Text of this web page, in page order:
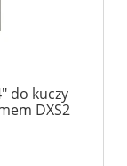
do kuczy
DXS2